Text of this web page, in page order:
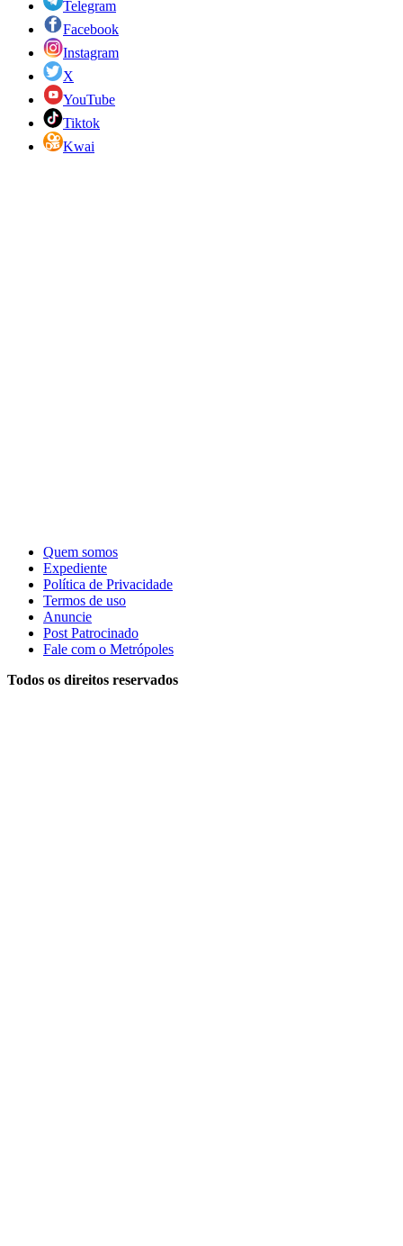
Telegram
Facebook
Instagram
X
YouTube
Tiktok
Kwai
Quem somos
Expediente
Política de Privacidade
Termos de uso
Anuncie
Post Patrocinado
Fale com o Metrópoles
Todos os direitos reservados